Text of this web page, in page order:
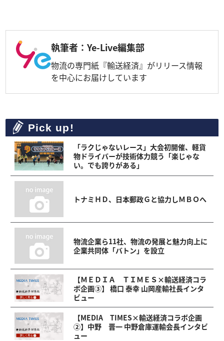
執筆者：Ye-Live編集部
物流の専門紙『輸送経済』がリリース情報
を中心にお届けしています
Pick up!
「ラクじゃないレース」大会初開催、軽貨
物ドライバーが技術体力競う「楽じゃな
い。でも誇りがある」
トナミＨＤ、日本郵政Ｇと協力しＭＢＯへ
物流企業ら11社、物流の発展と魅力向上に
企業共同体「バトン」を設立
【ＭＥＤＩＡ ＴＩＭＥＳ×輸送経済コラ
ボ企画③】 橋口 泰幸 山岡産輸社長インタ
ビュー
【MEDIA TIMES×輸送経済コラボ企画
②】中野 晋一 中野倉庫運輸会長インタビ
ュー